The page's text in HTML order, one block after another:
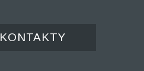
KONTAKTY